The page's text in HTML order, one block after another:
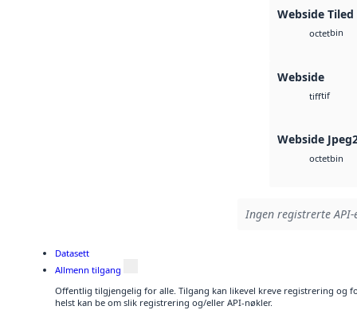
Webside Tiled
octetbin
Webside
tifftif
Webside
octetbin
Ingen registrerte
Datasett
Allmenn tilgang
Offentlig tilgjengelig for alle. Tilgang kan likevel kreve registrering og
helst kan be om slik registrering og/eller API-nøkler.